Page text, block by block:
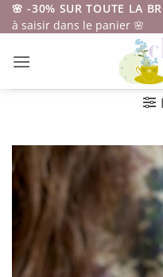
Passer
au
🌸 -30% SUR TOUTE LA
à saisir dans le panier 🌸